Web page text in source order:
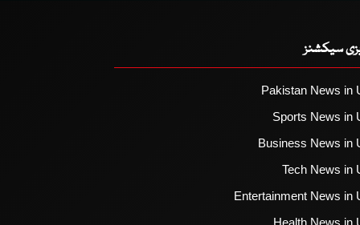
سیکشنز
Pakistan News in
Sports News in
Business News in
Tech News in
Entertainment News in
Health News in